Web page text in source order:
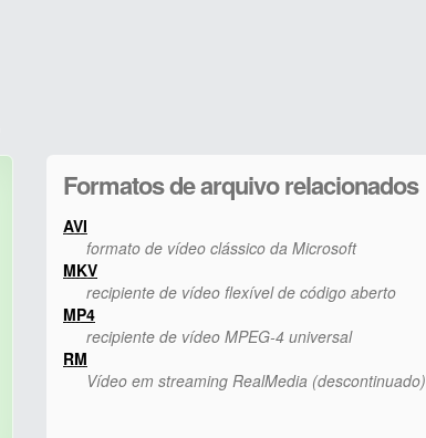
Formatos de arquivo relacionados
AVI
formato de vídeo clássico da Microsoft
MKV
recipiente de vídeo flexível de código aberto
MP4
recipiente de vídeo MPEG-4 universal
RM
Vídeo em streaming RealMedia (descontinuado)